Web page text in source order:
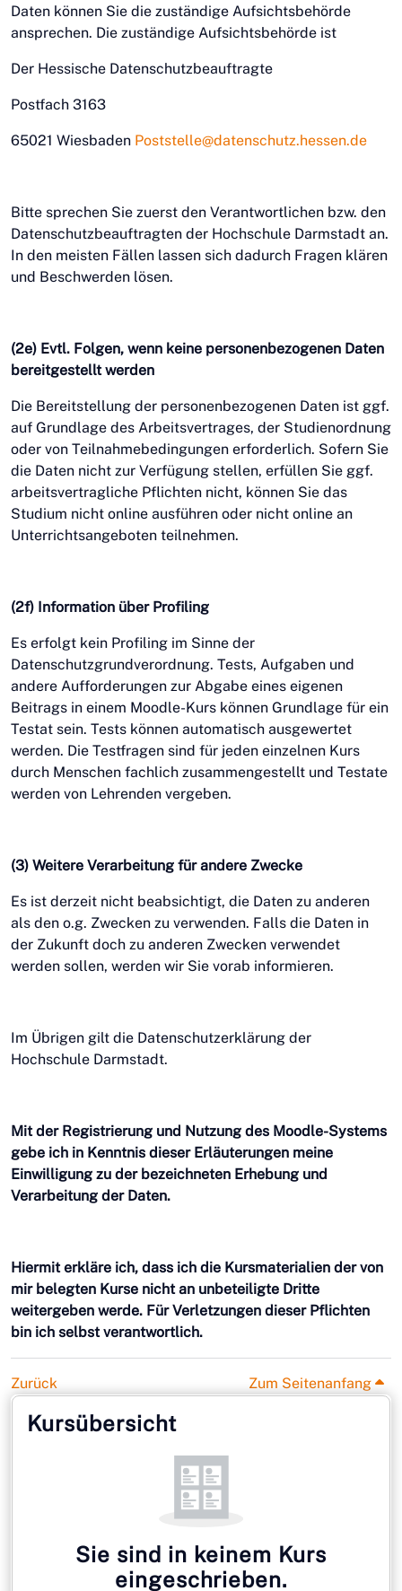
Daten können Sie die zuständige Aufsichtsbehörde
ansprechen. Die zuständige Aufsichtsbehörde ist
Der Hessische Datenschutzbeauftragte
Postfach 3163
65021 Wiesbaden Poststelle@datenschutz.hessen.de
Bitte sprechen Sie zuerst den Verantwortlichen bzw. den
Datenschutzbeauftragten der Hochschule Darmstadt an.
In den meisten Fällen lassen sich dadurch Fragen klären
und Beschwerden lösen.
(2e) Evtl. Folgen, wenn keine personenbezogenen Daten
bereitgestellt werden
Die Bereitstellung der personenbezogenen Daten ist ggf.
auf Grundlage des Arbeitsvertrages, der Studienordnung
oder von Teilnahmebedingungen erforderlich. Sofern Sie
die Daten nicht zur Verfügung stellen, erfüllen Sie ggf.
arbeitsvertragliche Pflichten nicht, können Sie das
Studium nicht online ausführen oder nicht online an
Unterrichtsangeboten teilnehmen.
(2f) Information über Profiling
Es erfolgt kein Profiling im Sinne der
Datenschutzgrundverordnung. Tests, Aufgaben und
andere Aufforderungen zur Abgabe eines eigenen
Beitrags in einem Moodle-Kurs können Grundlage für ein
Testat sein. Tests können automatisch ausgewertet
werden. Die Testfragen sind für jeden einzelnen Kurs
durch Menschen fachlich zusammengestellt und Testate
werden von Lehrenden vergeben.
(3) Weitere Verarbeitung für andere Zwecke
Es ist derzeit nicht beabsichtigt, die Daten zu anderen
als den o.g. Zwecken zu verwenden. Falls die Daten in
der Zukunft doch zu anderen Zwecken verwendet
werden sollen, werden wir Sie vorab informieren.
Im Übrigen gilt die Datenschutzerklärung der
Hochschule Darmstadt.
Mit der Registrierung und Nutzung des Moodle-Systems
gebe ich in Kenntnis dieser Erläuterungen meine
Einwilligung zu der bezeichneten Erhebung und
Verarbeitung der Daten.
Hiermit erkläre ich, dass ich die Kursmaterialien der von
mir belegten Kurse nicht an unbeteiligte Dritte
weitergeben werde. Für Verletzungen dieser Pflichten
bin ich selbst verantwortlich.
Zurück Zum Seitenanfang
Blöcke
Kursübersicht überspringen
Kursübersicht
Sie sind in keinem Kurs
eingeschrieben.